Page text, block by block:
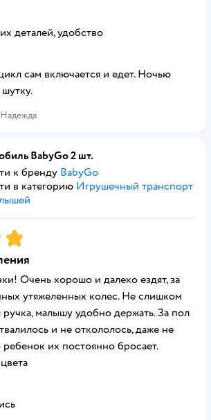
деталей, удобство
сам включается и едет. Ночью
Надежда
BabyGo 2 шт.
к бренду BabyGo
в категорию Игрушечный транспорт
Очень хорошо и далеко ездят, за
утяжеленных колес. Не слишком
малышу удобно держать. За пол
и не откололось, даже не
ребенок их постоянно бросает.